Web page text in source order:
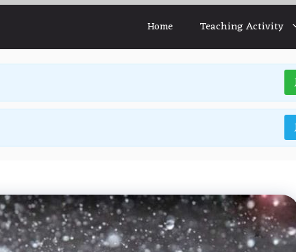
Home Teaching Activity